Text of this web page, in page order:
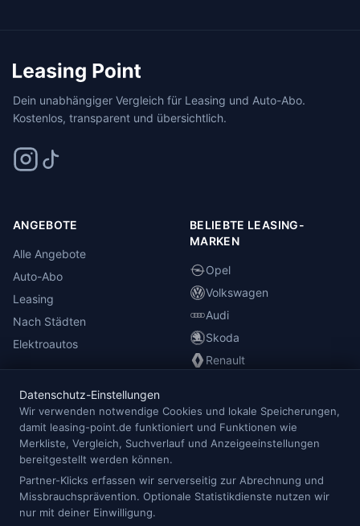
Dein unabhängiger Vergleich für Leasing und Auto-Abo.
Kostenlos, transparent und übersichtlich.
ANGEBOTE
Alle Angebote
Auto-Abo
Leasing
Nach Städten
Elektroautos
BELIEBTE LEASING-
MARKEN
Opel
Volkswagen
Audi
Skoda
Renault
INFORMATIONEN
Anbieterübersicht
Blog
Redaktion
Impressum
Datenschutz
Datenschutz-Einstellungen
Wir verwenden notwendige Cookies und lokale Speicherungen,
damit leasing-point.de funktioniert und Funktionen wie
Merkliste, Vergleich, Suchverlauf und Anzeigeeinstellungen
bereitgestellt werden können.
Partner-Klicks erfassen wir serverseitig zur Abrechnung und
Missbrauchsprävention. Optionale Statistikdienste nutzen wir
nur mit deiner Einwilligung.